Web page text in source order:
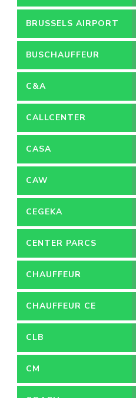
BRUSSELS AIRPORT
BUSCHAUFFEUR
C&A
CALLCENTER
VACATURES
CASA
CAW
CEGEKA
CENTER PARCS
CHAUFFEUR
CHAUFFEUR CE
CLB
CM